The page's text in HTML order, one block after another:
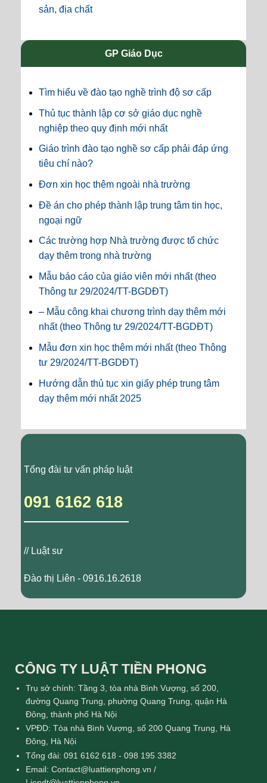
sản, địa chất
GP Giáo Dục
Tìm hiểu về đào tạo nghề trình độ sơ cấp
Thủ tục thành lập cơ sở giáo dục nghề
nghiệp theo quy định mới nhất
Giáo trình đào tạo nghề sơ cấp phải đáp ứng
tiêu chí nào?
Đơn xin học thêm ngoài nhà trường
Đề án cho phép thành lập trung tâm tin học,
ngoại ngữ
Các trường hợp Nhà trường được tổ chức
dạy thêm trong nhà trường
Mẫu báo cáo của giáo viên mới nhất (theo
Thông tư 29/2024/TT-BGDĐT)
– Mẫu công khai chương trình dạy thêm mới
nhất (theo Thông tư 29/2024/TT-BGDĐT)
Mẫu đơn xin học thêm mới nhất (theo Thông
tư 29/2024/TT-BGDĐT)
Hướng dẫn thủ tục xin giấy phép trung tâm
dạy thêm mới nhất 2025
Tổng đài tư vấn pháp luật
091 6162 618
// Luật sư
Đào thị Liên - 0916.16.2618
CÔNG TY LUẬT TIỀN PHONG
Trụ sở chính: Tầng 3, tòa nhà Bình Vượng, số 200,
đường Quang Trung, phường Quang Trung, quận Hà
Đông, thành phố Hà Nội
VPĐD: Tòa nhà Bình Vượng, số 200 Quang Trung, Hà
Đông, Hà Nội
Tổng đài: 091 6162 618 - 098 195 3382
Email: Contact@luattienphong.vn /